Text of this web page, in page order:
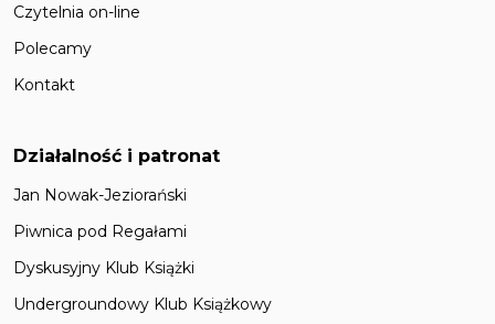
Czytelnia on-line
Polecamy
Kontakt
Działalność i patronat
Jan Nowak-Jeziorański
Piwnica pod Regałami
Dyskusyjny Klub Książki
Undergroundowy Klub Książkowy